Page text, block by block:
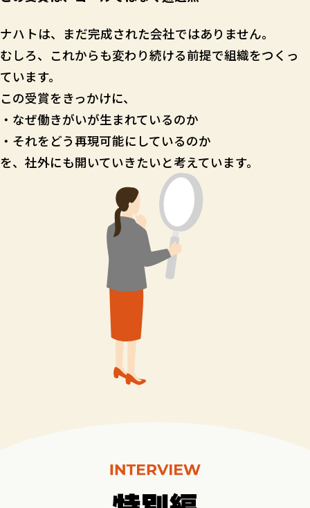
ナハトは、まだ完成された会社ではありません。
むしろ、これからも変わり続ける前提で組織をつくっ
ています。
この受賞をきっかけに、
・なぜ働きがいが生まれているのか
・それをどう再現可能にしているのか
を、社外にも開いていきたいと考えています。